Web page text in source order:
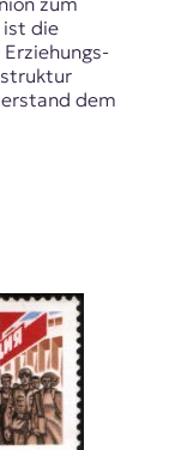
ist die
dem